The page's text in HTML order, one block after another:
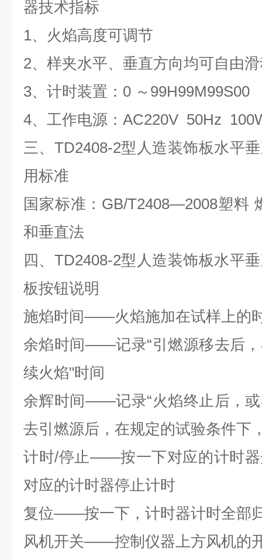
器技术指标
1、火焰高度可调节
2、样夹水平、垂直方向均可自由
3、计时装置：0 ～99H99M99S00
4、工作电源：AC220V 50Hz
三、 TD2408-2型人造装饰板水平
用标准
国家标准： GB/T2408—2008塑料
和垂直法
四、 TD2408-2型人造装饰板水平
板按钮说明
施焰时间——火焰施加在试样上的
余焰时间——记录“引燃源移去后
续火焰"时间
余辉时间——记录“火焰终止后，
去引燃源后，在规定的试验条件下
计时/停止——按一下对应的计时器
对应的计时器停止计时
复位——按一下，计时器计时全部
风机开关——控制仪器上方风机的